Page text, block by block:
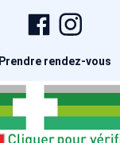
Page
Facebook
Prendre rendez-vous